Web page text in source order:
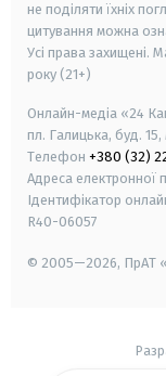
не поділяти їхніх
цитування можна
Усі права захищені.
року (21+)
Онлайн-медіа «24
пл. Галицька, буд.
Телефон +380 (32)
Адреса електронної
Ідентифікатор
R40-06057
© 2005—2026, ПрАТ